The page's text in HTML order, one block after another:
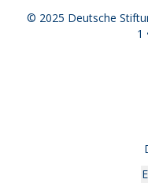
© 2025 Deutsche
1